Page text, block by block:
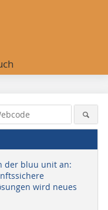
der bluu unit an:
wird neues